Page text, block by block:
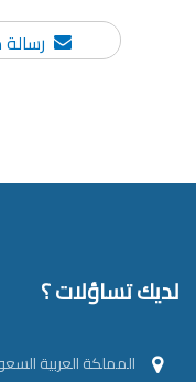
لديك تساؤلات ؟
المملكة العربية